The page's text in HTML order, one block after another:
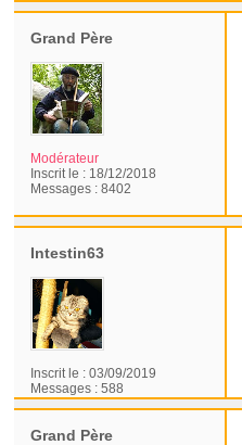
Grand Père
Modérateur
Inscrit le : 18/12/2018
Messages :8402
Intestin63
Inscrit le :03/09/2019
Messages :588
Grand Père